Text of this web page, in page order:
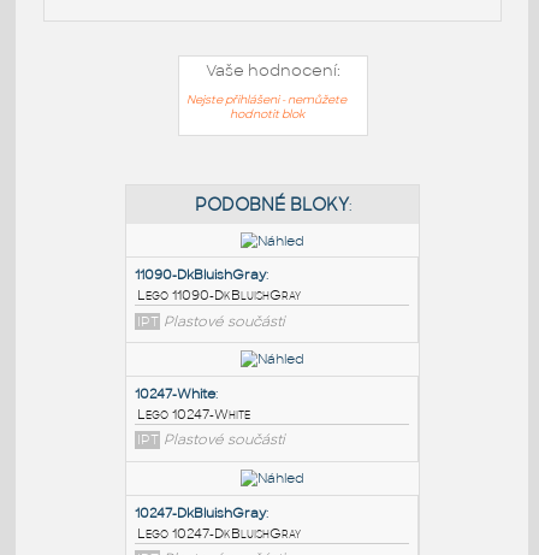
Vaše hodnocení:
Nejste přihlášeni - nemůžete
hodnotit blok
11090-DkBluishGray
Lego 11090-DkBluishGray
IPT Plastové součásti